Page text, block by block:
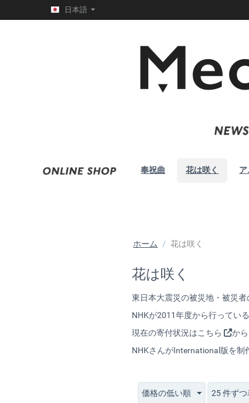
日本語
奉祝曲 花は咲く ア
ホーム / 花は咲く
花は咲く
東日本大震災の被災地・被災
NHKが2011年度から行ってい
現在の寄付状況はこちら
か
NHKさんがInternational版を制
価格の低い順 25 件ず